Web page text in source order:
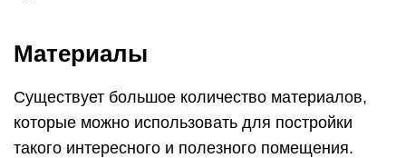
Материалы
Существует большое количество материалов,
которые можно использовать для постройки
такого интересного и полезного помещения.